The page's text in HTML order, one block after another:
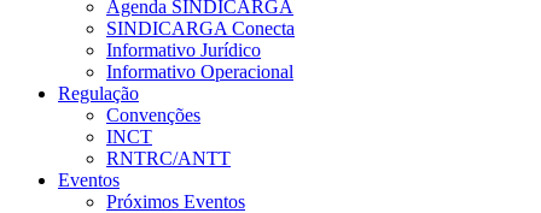
Agenda SINDICARGA
SINDICARGA Conecta
Informativo Jurídico
Informativo Operacional
Regulação
Convenções
INCT
RNTRC/ANTT
Eventos
Próximos Eventos